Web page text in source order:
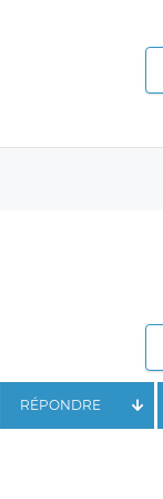
RÉPONDRE